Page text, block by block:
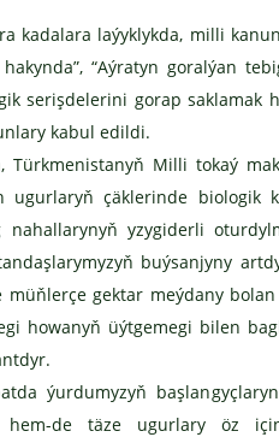
laýyklykda, milli
“Aýratyn goralýan
serişdelerini gorap saklamak
kabul edildi.
Milli tokaý
ugurlaryň çäklerinde
yzygiderli
buýsanjyny
gektar meýdany
howanyň üýtgemegi bilen
ýurdumyzyň
de täze ugurlary öz